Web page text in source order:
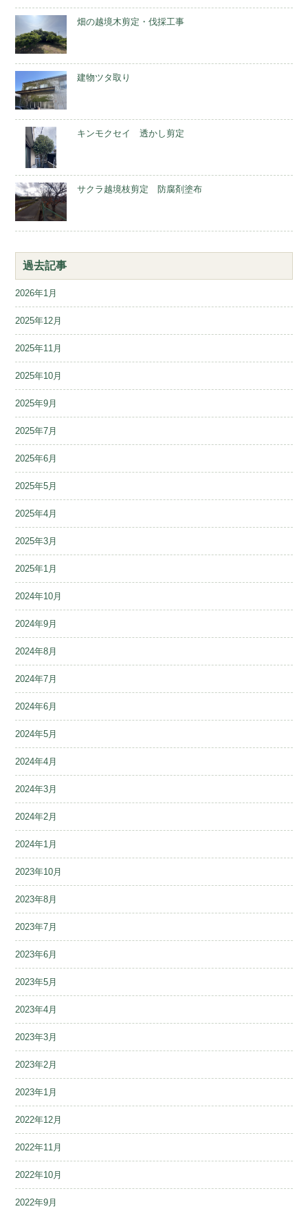
畑の越境木剪定・伐採工事
建物ツタ取り
キンモクセイ 透かし剪定
サクラ越境枝剪定 防腐剤塗布
過去記事
2026年1月
2025年12月
2025年11月
2025年10月
2025年9月
2025年7月
2025年6月
2025年5月
2025年4月
2025年3月
2025年1月
2024年10月
2024年9月
2024年8月
2024年7月
2024年6月
2024年5月
2024年4月
2024年3月
2024年2月
2024年1月
2023年10月
2023年8月
2023年7月
2023年6月
2023年5月
2023年4月
2023年3月
2023年2月
2023年1月
2022年12月
2022年11月
2022年10月
2022年9月